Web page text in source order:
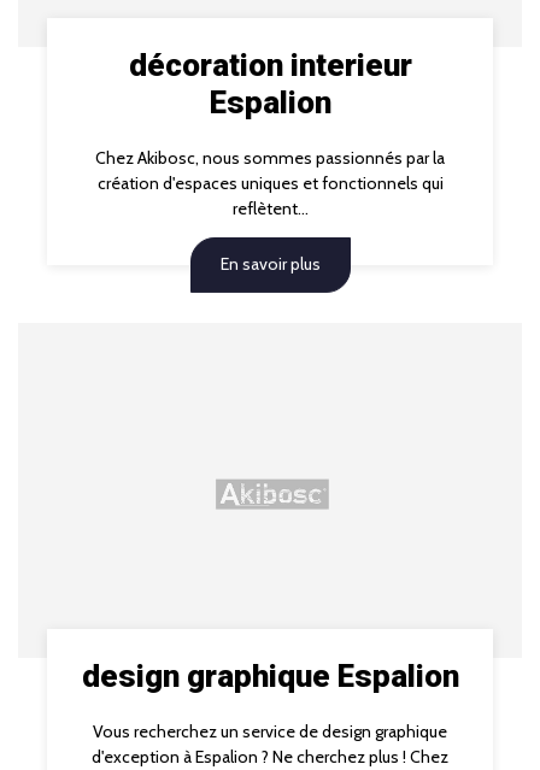
décoration interieur
Espalion
Chez Akibosc, nous sommes passionnés par la
création d'espaces uniques et fonctionnels qui
reflètent...
En savoir plus
design graphique Espalion
Vous recherchez un service de design graphique
d'exception à Espalion ? Ne cherchez plus ! Chez